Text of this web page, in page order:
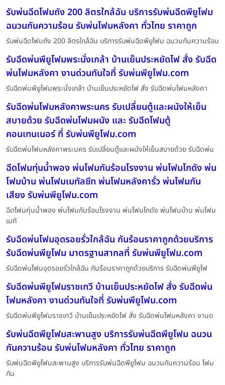
รับพ่นฉีดโฟมถัง 200 ลิตรใกล้ฉัน บริการรับพ่นฉีดพียูโฟม
ฉนวนกันความร้อน รับพ่นโฟมหลังคา ทั่วไทย ราคาถูก
รับพ่นฉีดโฟมถัง 200 ลิตรใกล้ฉัน บริการรับพ่นฉีดพียูโฟม ฉนวนกันความร้อน
รับฉีดพ่นพียูโฟมพระนั่งเกล้า บ้านเย็นประหยัดไฟ สั่ง รับฉีด
พ่นโฟมหลังคา งานด่วนทันใจที่ รับพ่นพียูโฟม.com
รับฉีดพ่นพียูโฟมพระนั่งเกล้า บ้านเย็นประหยัดไฟ สั่ง รับฉีดพ่นโฟมหลังคา
รับฉีดพ่นโฟมหลังคาพระนคร รับเปลี่ยนตู้และผนังให้เย็น
สบายด้วย รับฉีดพ่นโฟมผนัง และ รับฉีดโฟมตู้
คอนเทนเนอร์ ที่ รับพ่นพียูโฟม.com
รับฉีดพ่นโฟมหลังคาพระนคร รับเปลี่ยนตู้และผนังให้เย็นสบายด้วย รับฉีดพ่น
ฉีดโฟมทุ่นน้ำพอง พ่นโฟมกันร้อนโรงงาน พ่นโฟมโกดัง พ่น
โฟมบ้าน พ่นโฟมเมทัลชีท พ่นโฟมหลังคารั่ว พ่นโฟมกัน
เสียง รับพ่นพียูโฟม.com
ฉีดโฟมทุ่นน้ำพอง พ่นโฟมกันร้อนโรงงาน พ่นโฟมโกดัง พ่นโฟมบ้าน พ่นโฟม
เมทั
รับฉีดพ่นโฟมอุดรอยรั่วใกล้ฉัน กันร้อนราคาถูกด้วยบริการ
รับฉีดพ่นพียูโฟม มาตรฐานสากลที่ รับพ่นพียูโฟม.com
รับฉีดพ่นโฟมอุดรอยรั่วใกล้ฉัน กันร้อนราคาถูกด้วยบริการ รับฉีดพ่นพียูโฟ
รับฉีดพ่นพียูโฟมราชเทวี บ้านเย็นประหยัดไฟ สั่ง รับฉีดพ่น
โฟมหลังคา งานด่วนทันใจที่ รับพ่นพียูโฟม.com
รับฉีดพ่นพียูโฟมราชเทวี บ้านเย็นประหยัดไฟ สั่ง รับฉีดพ่นโฟมหลังคา งานด
รับพ่นฉีดพียูโฟมสะพานสูง บริการรับพ่นฉีดพียูโฟม ฉนวน
กันความร้อน รับพ่นโฟมหลังคา ทั่วไทย ราคาถูก
รับพ่นฉีดพียูโฟมสะพานสูง บริการรับพ่นฉีดพียูโฟม ฉนวนกันความร้อน โฟม
กัน